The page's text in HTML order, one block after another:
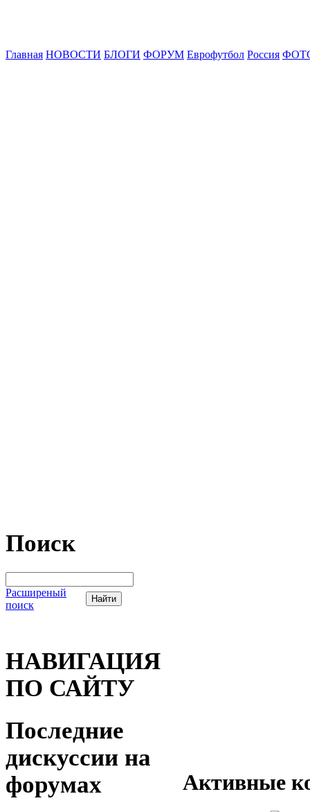
Главная НОВОСТИ БЛОГИ ФОРУМ Еврофутбол Россия
Поиск
Расширеный
поиск
НАВИГАЦИЯ
ПО САЙТУ
Последние
дискуссии на
форумах
Активные